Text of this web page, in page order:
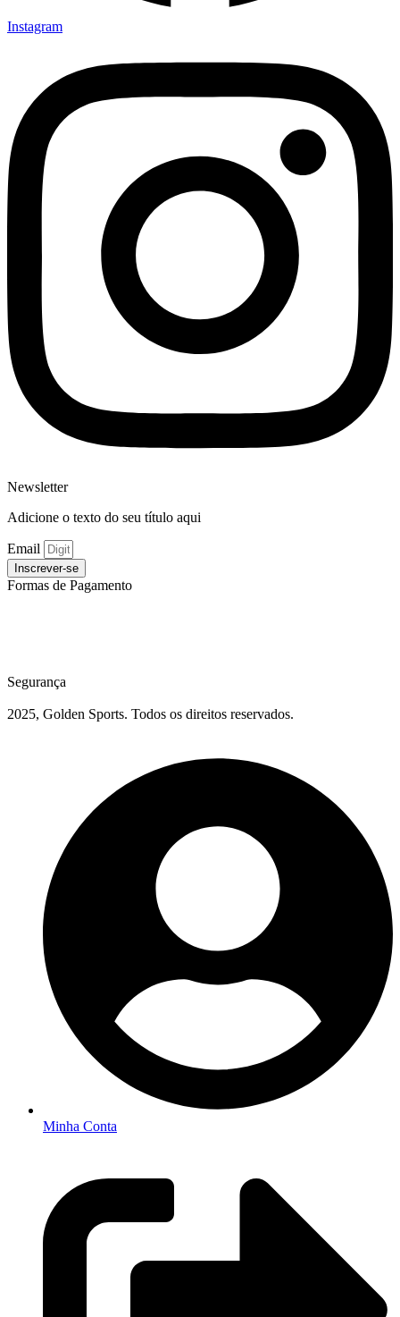
Instagram
Newsletter
Adicione o texto do seu título aqui
Email
Inscrever-se
Formas de Pagamento
Segurança
2025, Golden Sports. Todos os direitos reservados.
Minha Conta